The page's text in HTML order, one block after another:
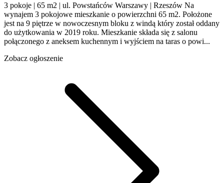
3 pokoje | 65 m2 | ul. Powstańców Warszawy | Rzeszów Na
wynajem 3 pokojowe mieszkanie o powierzchni 65 m2. Położone
jest na 9 piętrze w nowoczesnym bloku z windą który został oddany
do użytkowania w 2019 roku. Mieszkanie składa się z salonu
połączonego z aneksem kuchennym i wyjściem na taras o powi...
Zobacz ogłoszenie